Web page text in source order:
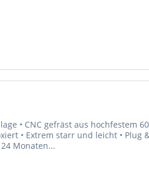
• CNC gefräst aus hochfestem
• Extrem starr und leicht • Plug
Monaten...